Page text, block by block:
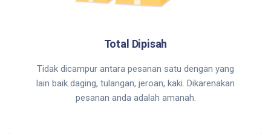
Total Dipisah
Tidak dicampur antara pesanan satu dengan yang
lain baik daging, tulangan, jeroan, kaki. Dikarenakan
pesanan anda adalah amanah.